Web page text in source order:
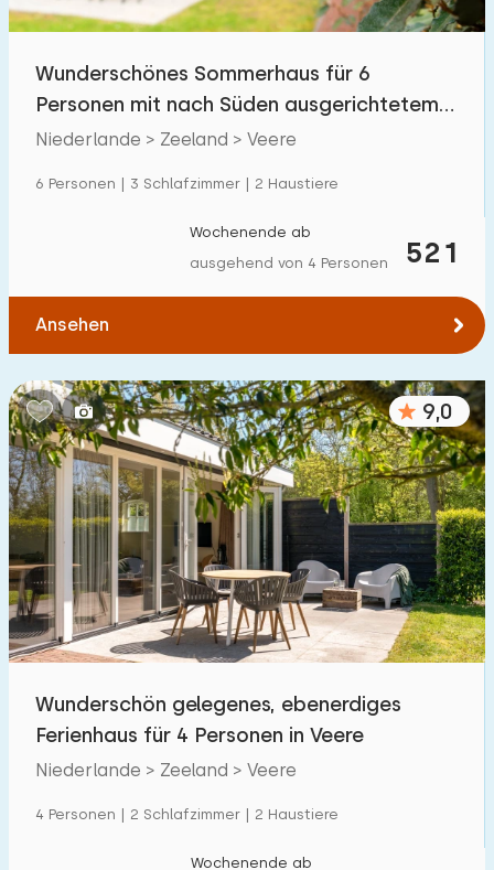
Wunderschönes Sommerhaus für 6
Personen mit nach Süden ausgerichtetem
Garten in Veere
Niederlande > Zeeland > Veere
6 Personen | 3 Schlafzimmer | 2 Haustiere
521
Wochenende ab
ausgehend von 4 Personen
Ansehen
9,0
Wunderschön gelegenes, ebenerdiges
Ferienhaus für 4 Personen in Veere
Niederlande > Zeeland > Veere
4 Personen | 2 Schlafzimmer | 2 Haustiere
Wochenende ab